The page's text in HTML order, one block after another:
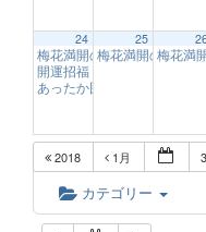
24
梅花満開の１００ｍジップ
開運招福「福来（ふくれ）梅
あったか囲炉裏で梅見
25
梅花満開の１０
梅花満
2018 1月
カテゴリー
4:00 AM
6:00 AM